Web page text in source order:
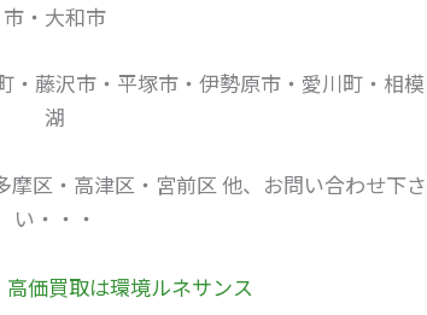
市・大和市
・藤沢市・平塚市・伊勢原市・愛川町・相模
湖
区・高津区・宮前区 他、お問い合わせ下さ
い・・・